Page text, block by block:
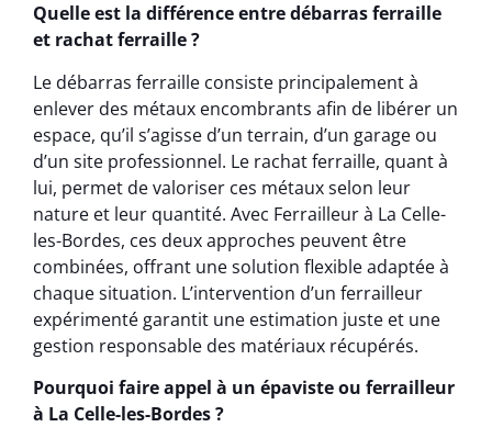
Quelle est la différence entre débarras ferraille
et rachat ferraille ?
Le débarras ferraille consiste principalement à
enlever des métaux encombrants afin de libérer un
espace, qu’il s’agisse d’un terrain, d’un garage ou
d’un site professionnel. Le rachat ferraille, quant à
lui, permet de valoriser ces métaux selon leur
nature et leur quantité. Avec Ferrailleur à La Celle-
les-Bordes, ces deux approches peuvent être
combinées, offrant une solution flexible adaptée à
chaque situation. L’intervention d’un ferrailleur
expérimenté garantit une estimation juste et une
gestion responsable des matériaux récupérés.
Pourquoi faire appel à un épaviste ou ferrailleur
à La Celle-les-Bordes ?